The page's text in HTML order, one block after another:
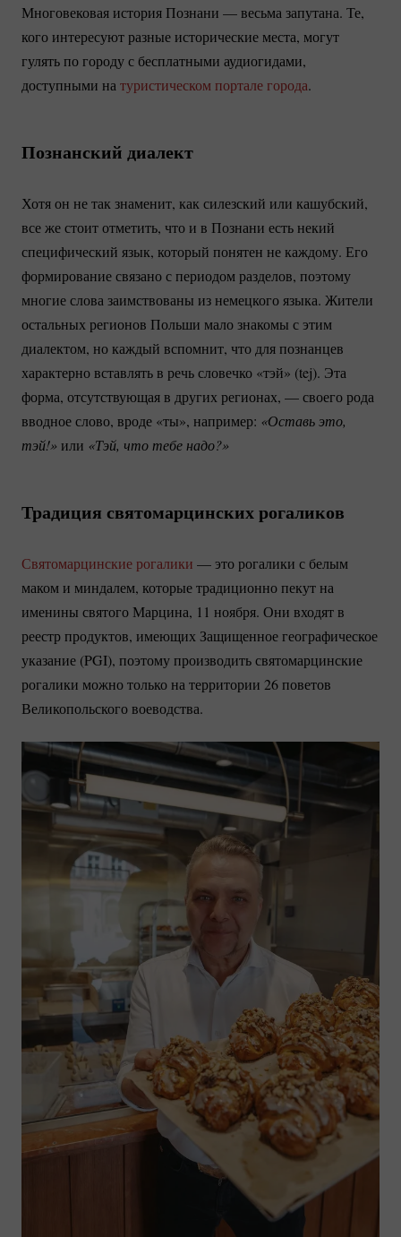
Многовековая история Познани — весьма запутана. Те,
кого интересуют разные исторические места, могут
гулять по городу с бесплатными аудиогидами,
доступными на туристическом портале города.
Познанский диалект
Хотя он не так знаменит, как силезский или кашубский,
все же стоит отметить, что и в Познани есть некий
специфический язык, который понятен не каждому. Его
формирование связано с периодом разделов, поэтому
многие слова заимствованы из немецкого языка. Жители
остальных регионов Польши мало знакомы с этим
диалектом, но каждый вспомнит, что для познанцев
характерно вставлять в речь словечко «тэй» (tej). Эта
форма, отсутствующая в других регионах, — своего рода
вводное слово, вроде «ты», например: «Оставь это,
тэй!» или «Тэй, что тебе надо?»
Традиция святомарцинских рогаликов
Святомарцинские рогалики — это рогалики с белым
маком и миндалем, которые традиционно пекут на
именины святого Марцина, 11 ноября. Они входят в
реестр продуктов, имеющих Защищенное географическое
указание (PGI), поэтому производить святомарцинские
рогалики можно только на территории 26 поветов
Великопольского воеводства.